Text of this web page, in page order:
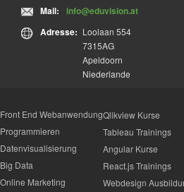
Mail:
info@eduvision.at
Adresse: Loolaan 554
7315AG
Apeldoorn
Niederlande
Front End Webanwendung
Programmieren
Datenvisualisierung
Big Data
Online Marketing
Qlikview Kurse
Tableau Trainings
Angular Kurse
React.js Trainings
Webdesign